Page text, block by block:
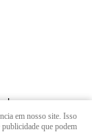
em nosso site. Isso
que podem